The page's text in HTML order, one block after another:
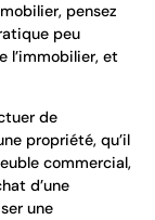
pensez
peu
l’immobilier, et
de
propriété, qu’il
commercial,
d’une
une